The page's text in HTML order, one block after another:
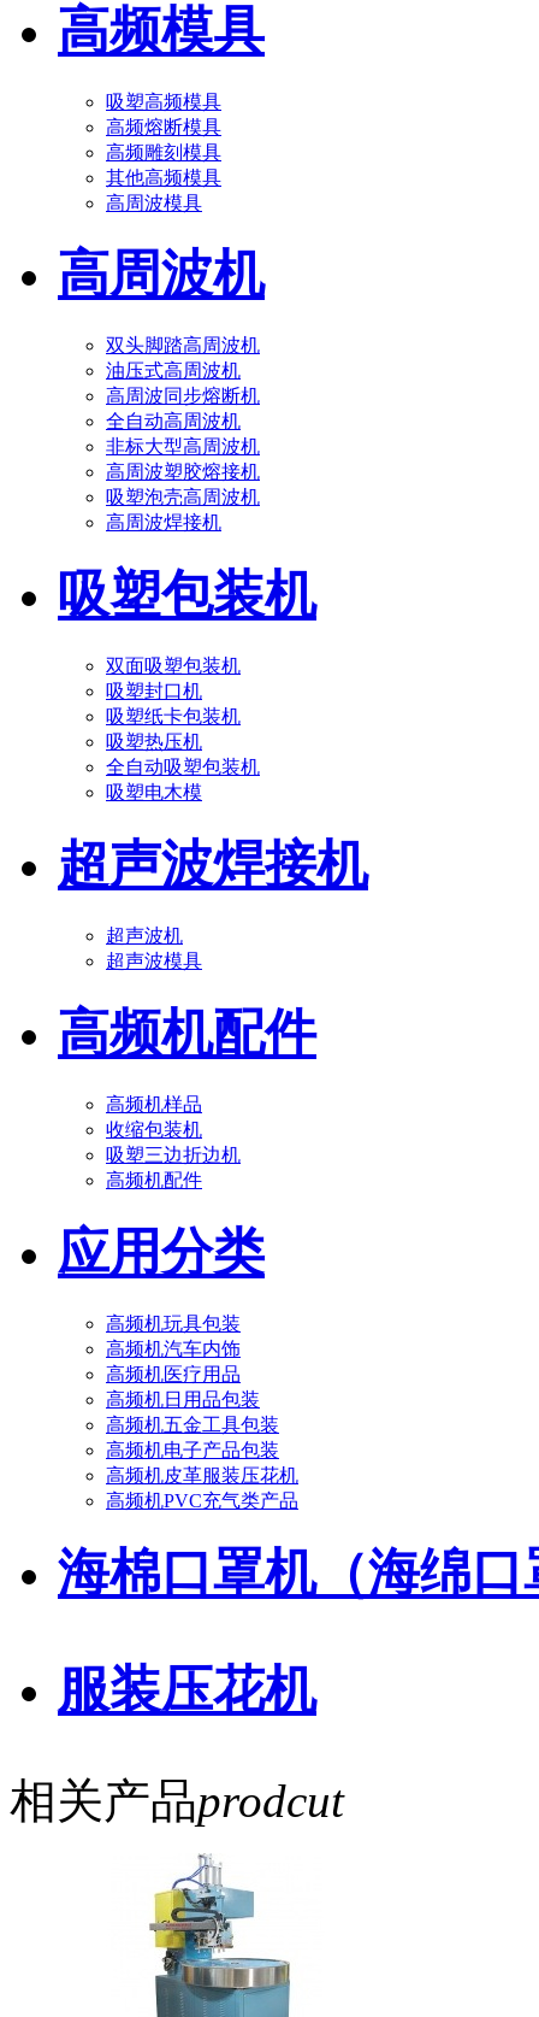
高频模具
吸塑高频模具
高频熔断模具
高频雕刻模具
其他高频模具
高周波模具
高周波机
双头脚踏高周波机
油压式高周波机
高周波同步熔断机
全自动高周波机
非标大型高周波机
高周波塑胶熔接机
吸塑泡壳高周波机
高周波焊接机
吸塑包装机
双面吸塑包装机
吸塑封口机
吸塑纸卡包装机
吸塑热压机
全自动吸塑包装机
吸塑电木模
超声波焊接机
超声波机
超声波模具
高频机配件
高频机样品
收缩包装机
吸塑三边折边机
高频机配件
应用分类
高频机玩具包装
高频机汽车内饰
高频机医疗用品
高频机日用品包装
高频机五金工具包装
高频机电子产品包装
高频机皮革服装压花机
高频机PVC充气类产品
海棉口罩机（海绵口
服装压花机
相关产品prodcut